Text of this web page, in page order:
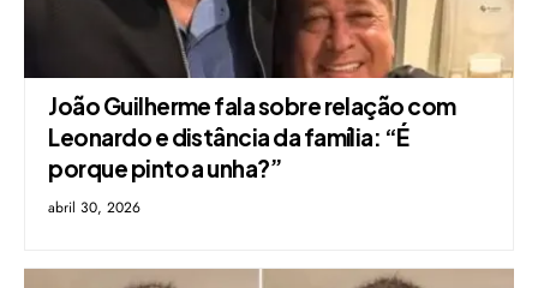
João Guilherme fala sobre relação com
Leonardo e distância da família: “É
porque pinto a unha?”
abril 30, 2026